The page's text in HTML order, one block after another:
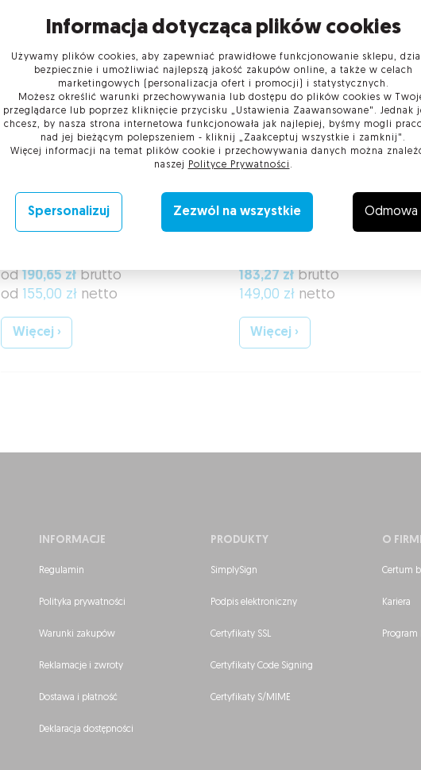
Karta Kryptograficzna
od 190,65 zł brutto
od 155,00 zł netto
Więcej ›
Karta Gemalto IDPrime
183,27 złbrutto
149,00 złnetto
Więcej ›
INFORMACJE
Regulamin
Polityka prywatności
Warunki zakupów
Reklamacje i zwroty
Dostawa i płatność
Deklaracja dostępności
PRODUKTY
SimplySign
Podpis elektroniczny
Certyfikaty SSL
Certyfikaty Code Signing
Certyfikaty S/MIME
O
Certum
Kariera
Program
Informacja dotycząca plików cookies
Używamy plików cookies, aby zapewniać prawidłowe funkcjonowanie sklepu,
bezpiecznie i umożliwiać najlepszą jakość zakupów online, a także w celach
marketingowych (personalizacja ofert i promocji) i statystycznych.
Możesz określić warunki przechowywania lub dostępu do plików cookies w
przeglądarce lub poprzez kliknięcie przycisku „Ustawienia Zaawansowane". Jednak
chcesz, by nasza strona internetowa funkcjonowała jak najlepiej, byśmy mogli
nad jej bieżącym polepszeniem - kliknij „Zaakceptuj wszystkie i zamknij".
Więcej informacji na temat plików cookie i przechowywania danych można
naszej
Polityce Prywatności .
Spersonalizuj Zezwól na wszystkie Odmowa